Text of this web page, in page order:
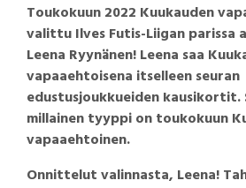
Toukokuun 2022 Kuukauden
valittu Ilves Futis-Liigan parissa
Leena Ryynänen! Leena saa
vapaaehtoisena itselleen seuran
edustusjoukkueiden
millainen tyyppi on toukokuun
vapaaehtoinen.
Onnittelut valinnasta, Leena!